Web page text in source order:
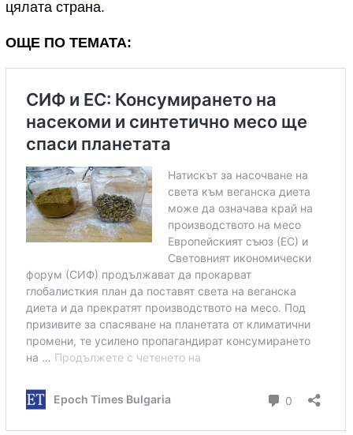
цялата страна.
ОЩЕ ПО ТЕМАТА: